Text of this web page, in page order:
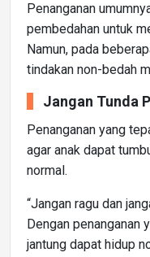
Penanganan
pembedahan untuk
Namun, pada
tindakan non-bedah
Jangan Tunda
Penanganan yang
agar anak dapat
normal.
“Jangan ragu dan
Dengan penanganan
jantung dapat hidup